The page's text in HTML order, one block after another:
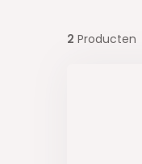
2 Producten